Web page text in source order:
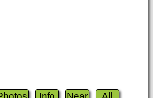
Info Near All